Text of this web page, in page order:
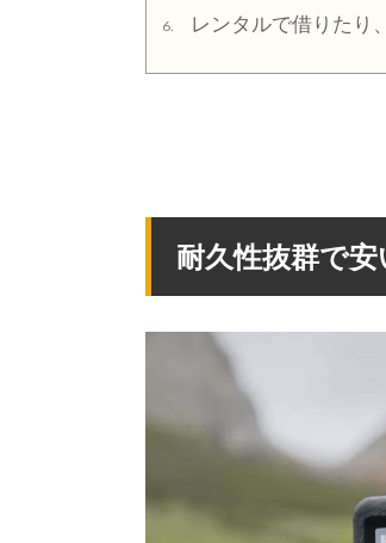
6. レンタルで借りたり
耐久性抜群で